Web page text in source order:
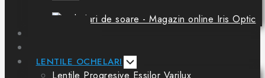
LENTILE OCHELARI